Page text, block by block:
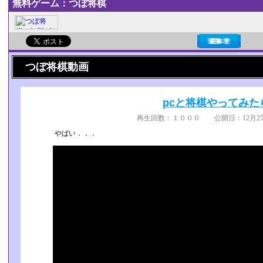
無料ゲーム：つぼ将棋
つぼ将棋動画
pcと将棋やってみた
再生回数：１０００ 公開日：12月
やばい．．．